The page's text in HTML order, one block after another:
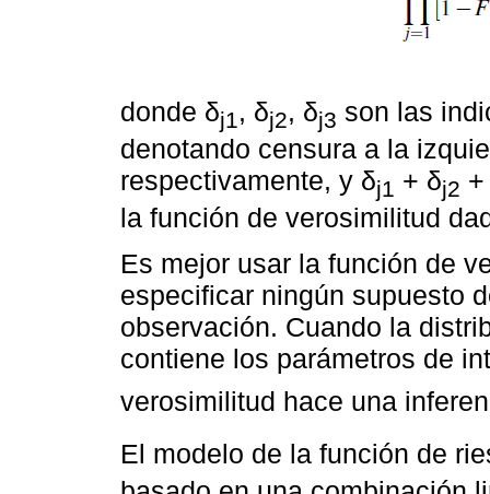
donde δj1, δj2, δj3 son las
denotando censura a la
respectivamente, y δj1 + δj2
la función de verosimilitud
Es mejor usar la función de
especificar ningún supuesto
observación. Cuando la
contiene los parámetros de
verosimilitud hace una
El modelo de la función de